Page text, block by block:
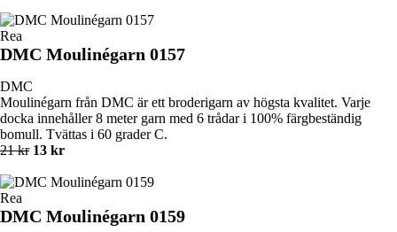
Rea
DMC Moulinégarn 0157
DMC
Moulinégarn från DMC är ett broderigarn av högsta kvalitet. Varje
docka innehåller 8 meter garn med 6 trådar i 100% färgbeständig
bomull. Tvättas i 60 grader C.
21 kr 13 kr
Rea
DMC Moulinégarn 0159